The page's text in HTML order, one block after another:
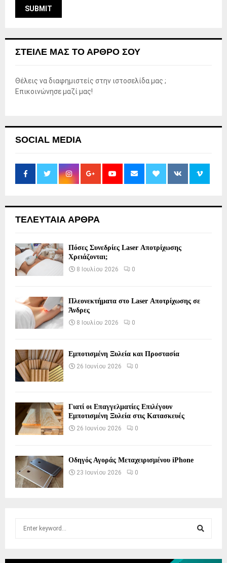
ΣΤΕΊΛΕ ΜΑΣ ΤΟ ΆΡΘΡΟ ΣΟΥ
Θέλεις να διαφημιστείς στην ιστοσελίδα μας ;
Επικοινώνησε μαζί μας!
SOCIAL MEDIA
ΤΕΛΕΥΤΑΙΑ ΑΡΘΡΑ
Πόσες Συνεδρίες Laser Αποτρίχωσης
Χρειάζονται;
8 Ιουλίου 2026 0
Πλεονεκτήματα στο Laser Αποτρίχωσης σε
Άνδρες
8 Ιουλίου 2026 0
Εμποτισμένη Ξυλεία και Προστασία
26 Ιουνίου 2026 0
Γιατί οι Επαγγελματίες Επιλέγουν
Εμποτισμένη Ξυλεία στις Κατασκευές
26 Ιουνίου 2026 0
Οδηγός Αγοράς Μεταχειρισμένου iPhone
23 Ιουνίου 2026 0